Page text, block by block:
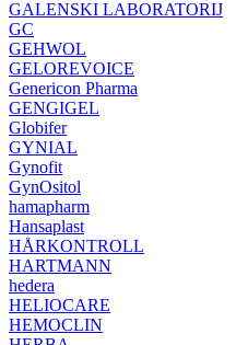
GALENSKI LABORATORIJ
GC
GEHWOL
GELOREVOICE
Genericon Pharma
GENGIGEL
Globifer
GYNIAL
Gynofit
GynOsitol
hamapharm
Hansaplast
HÅRKONTROLL
HARTMANN
hedera
HELIOCARE
HEMOCLIN